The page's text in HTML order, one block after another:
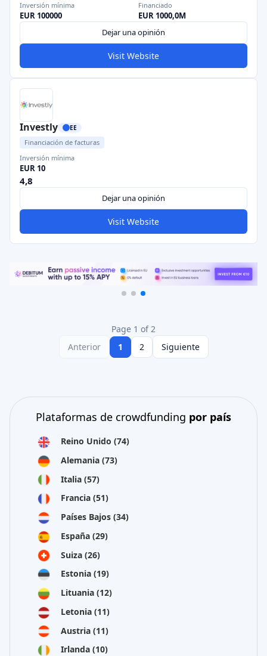
Inversión mínima
EUR 100000
Financiado
EUR 1000,0M
Dejar una opinión
Visit Website
Investly EE
Financiación de facturas
Inversión mínima
EUR 10
4,8
Dejar una opinión
Visit Website
Page 1 of 2
Anterior
1 2 Siguiente
Plataformas de crowdfunding por país
Reino Unido (74)
Alemania (73)
Italia (57)
Francia (51)
Países Bajos (34)
España (29)
Suiza (26)
Estonia (19)
Lituania (12)
Letonia (11)
Austria (11)
Irlanda (10)